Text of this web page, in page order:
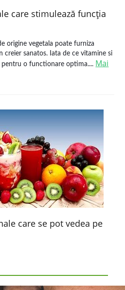
care stimulează funcţia
origine vegetala poate furniza
sanatos. Iata de ce vitamine si
pentru o functionare optima.... Mai
care se pot vedea pe